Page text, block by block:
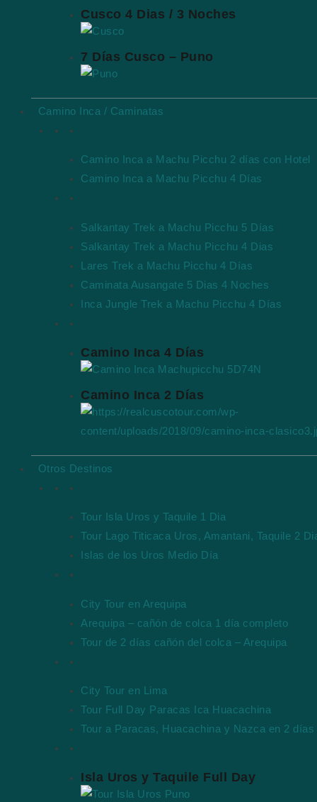
Cusco 4 Dias / 3 Noches
7 Días Cusco – Puno
Camino Inca / Caminatas
Camino Inca a Machu Picchu 2 días con Hotel
Camino Inca a Machu Picchu 4 Días
Salkantay Trek a Machu Picchu 5 Días
Salkantay Trek a Machu Picchu 4 Dias
Lares Trek a Machu Picchu 4 Días
Caminata Ausangate 5 Dias 4 Noches
Inca Jungle Trek a Machu Picchu 4 Días
Camino Inca 4 Días
Camino Inca 2 Días
Otros Destinos
Tour Isla Uros y Taquile 1 Dia
Tour Lago Titicaca Uros, Amantani, Taquile 2
Islas de los Uros Medio Día
City Tour en Arequipa
Arequipa – cañón de colca 1 día completo
Tour de 2 días cañón del colca – Arequipa
City Tour en Lima
Tour Full Day Paracas Ica Huacachina
Tour a Paracas, Huacachina y Nazca en 2 días
Isla Uros y Taquile Full Day